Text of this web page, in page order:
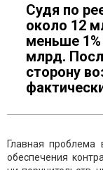
Судя по
около 12
меньше
млрд.
сторону
Главная проблема
обеспечения